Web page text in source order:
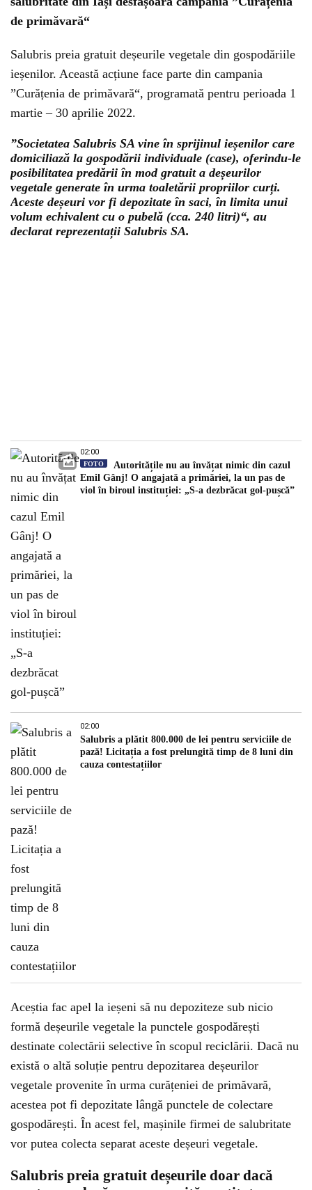
de primăvară“
Salubris preia gratuit deșeurile vegetale din gospodăriile
ieșenilor. Această acțiune face parte din campania
”Curățenia de primăvară“, programată pentru perioada 1
martie – 30 aprilie 2022.
”Societatea Salubris SA vine în sprijinul ieșenilor care
domiciliază la gospodării individuale (case), oferindu-le
posibilitatea predării în mod gratuit a deșeurilor
vegetale generate în urma toaletării propriilor curți.
Aceste deșeuri vor fi depozitate în saci, în limita unui
volum echivalent cu o pubelă (cca. 240 litri)“, au
declarat reprezentații Salubris SA.
02:00
FOTO
Autoritățile nu au învățat nimic din cazul
Emil Gânj! O angajată a primăriei, la un pas de
viol în biroul instituției: „S-a dezbrăcat gol-pușcă”
02:00
Salubris a plătit 800.000 de lei pentru serviciile de
pază! Licitația a fost prelungită timp de 8 luni din
cauza contestațiilor
Aceștia fac apel la ieșeni să nu depoziteze sub nicio
formă deșeurile vegetale la punctele gospodărești
destinate colectării selective în scopul reciclării. Dacă nu
există o altă soluție pentru depozitarea deșeurilor
vegetale provenite în urma curățeniei de primăvară,
acestea pot fi depozitate lângă punctele de colectare
gospodărești. În acest fel, mașinile firmei de salubritate
vor putea colecta separat aceste deșeuri vegetale.
Salubris preia gratuit deșeurile doar dacă